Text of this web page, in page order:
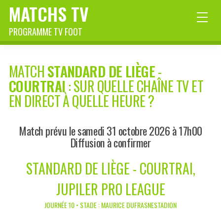
MATCHS TV
PROGRAMME TV FOOT
MATCHSTANDARD DE LIÈGE-
COURTRAI: SUR QUELLE CHAÎNE TV ET
EN DIRECT À QUELLE HEURE ?
Match prévu le samedi 31 octobre 2026 à 17h00
Diffusion à confirmer
STANDARD DE LIÈGE - COURTRAI,
JUPILER PRO LEAGUE
JOURNÉE 10 • STADE : MAURICE DUFRASNESTADION